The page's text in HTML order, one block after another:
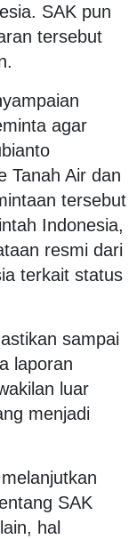
SAK pun
tersebut
agar
Tanah Air dan
tersebut
Indonesia,
resmi dari
terkait status
sampai
laporan
luar
menjadi
SAK
hal